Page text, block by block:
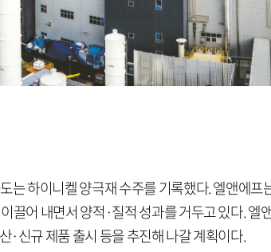
는 하이니켈 양극재 수주를 기록했다. 엘앤에프
끌어 내면서 양적·질적 성과를 거두고 있다. 엘
·신규 제품 출시 등을 추진해 나갈 계획이다.